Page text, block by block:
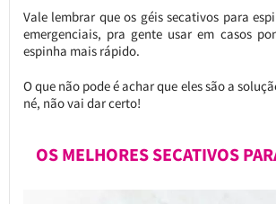
Vale lembrar que os géis secativos para
emergenciais, pra gente usar em casos
espinha mais rápido.
O que não pode é achar que eles são a
né, não vai dar certo!
OS MELHORES SECATIVOS